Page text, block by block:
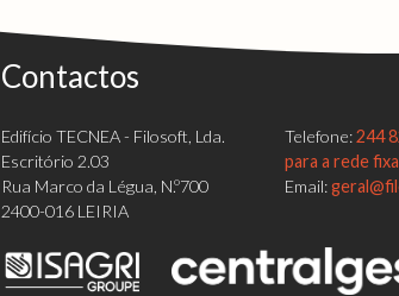
Contactos
Edifício TECNEA - Filosoft, Lda.
Escritório 2.03
Rua Marco da Légua, N.º700
2400-016 LEIRIA
Telefone:244
para a rede
Email: